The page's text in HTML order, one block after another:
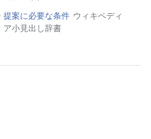
提案に必要な条件 ウィキペディ
ア小見出し辞書